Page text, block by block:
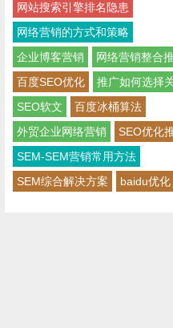
网站搜索引擎排名隐患
网络营销的方式和策略
企业博客营销
网络营销整合
百度SEO优化
推广如何选择
SEO软文
百度冰桶算法
外贸企业网络营销
SEO优化
SEM-SEM营销常用方法
SEM综合解决方案
baidu优化